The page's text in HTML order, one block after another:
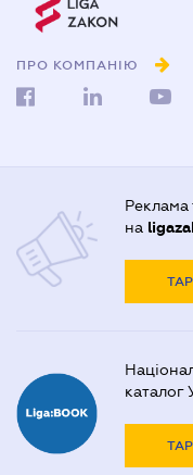
ПРО КОМПАНІЮ
Реклама
на
каталог